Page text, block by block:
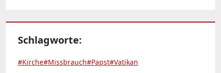
Schlagworte:
#Kirche#Missbrauch#Papst#Vatikan